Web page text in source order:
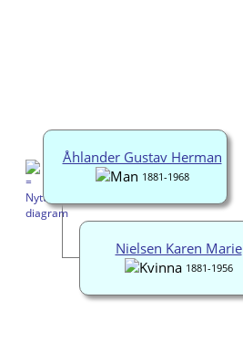
Åhlander Gustav Herman
1881-1968
Nielsen Karen Marie
1881-1956